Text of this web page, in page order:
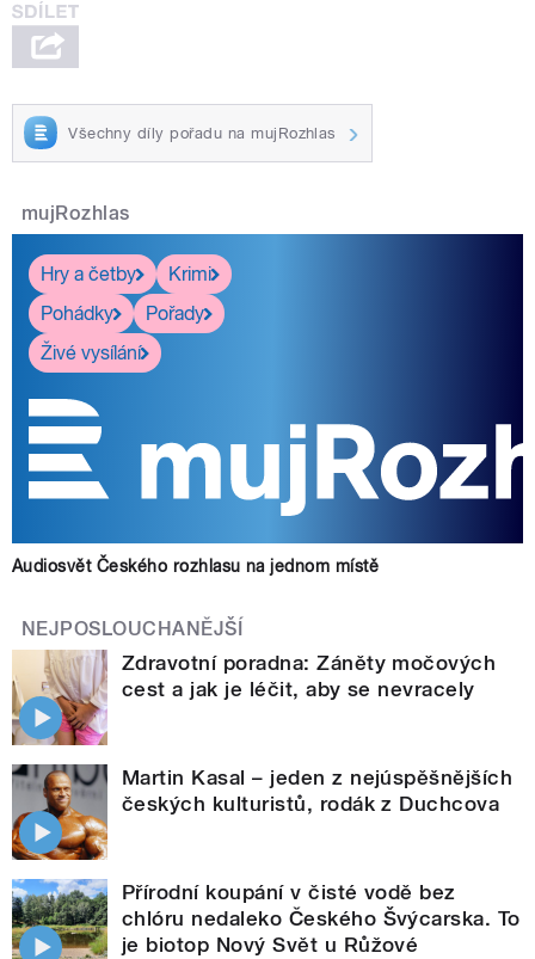
Všechny díly pořadu na mujRozhlas
mujRozhlas
Hry a četby
Krimi
Pohádky
Pořady
Živé vysílání
Audiosvět Českého rozhlasu na jednom místě
NEJPOSLOUCHANĚJŠÍ
Zdravotní poradna: Záněty močových
cest a jak je léčit, aby se nevracely
Martin Kasal – jeden z nejúspěšnějších
českých kulturistů, rodák z Duchcova
Přírodní koupání v čisté vodě bez
chlóru nedaleko Českého Švýcarska. To
je biotop Nový Svět u Růžové